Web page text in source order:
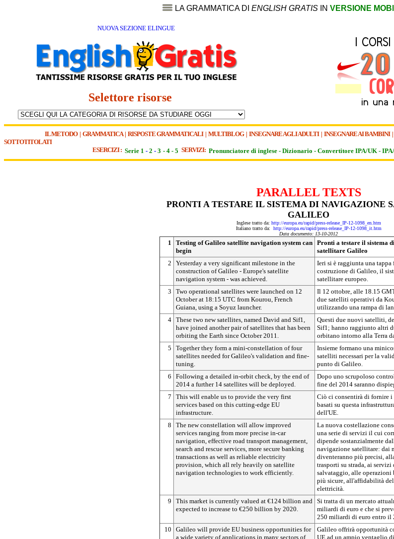
LA GRAMMATICA DI ENGLISH GRATIS IN VERSIONE
NUOVA SEZIONE ELINGUE
Selettore risorse
IL METODO| GRAMMATICA| RISPOSTE GRAMMATICALI| MULTIBLOG| INSEGNARE AGLI ADULTI | INSEGNARE AI BAMBINI|
SOTTOTITOLATI
ESERCIZI : Serie 1 - 2 - 3 - 4 - 5 SERVIZI: Pronunciatore di inglese - Dizionario - Convertitore IPA/UK -
PARALLEL TEXTS
PRONTI A TESTARE IL SISTEMA DI NAVIGAZIONE
GALILEO
Inglese tratto da: http://europa.eu/rapid/press-release_IP-12-1098_en.htm
Italiano tratto da: http://europa.eu/rapid/press-release_IP-12-1098_it.htm
Data documento: 13-10-2012
1
Testing of Galileo satellite navigation system can
begin
Pronti a testare il sistema
satellitare Galileo
2
Yesterday a very significant milestone in the
construction of Galileo - Europe's satellite
navigation system - was achieved.
Ieri si è raggiunta una
costruzione di Galileo, il
satellitare europeo.
3
Two operational satellites were launched on 12
October at 18:15 UTC from Kourou, French
Guiana, using a Soyuz launcher.
Il 12 ottobre, alle 18.15
due satelliti operativi da
utilizzando una rampa di
4 These two new satellites, named David and Sif1,
have joined another pair of satellites that has been
orbiting the Earth since October 2011.
Questi due nuovi satelliti,
Sif1; hanno raggiunto altri
orbitano intorno alla Terra
5
Together they form a mini-constellation of four
satellites needed for Galileo's validation and fine-
tuning.
Insieme formano una
satelliti necessari per la
punto di Galileo.
6
Following a detailed in-orbit check, by the end of
2014 a further 14 satellites will be deployed.
Dopo uno scrupoloso
fine del 2014 saranno
7
This will enable us to provide the very first
services based on this cutting-edge EU
infrastructure.
Ciò ci consentirà di fornire
basati su questa
dell'UE.
8
The new constellation will allow improved
services ranging from more precise in-car
navigation, effective road transport management,
search and rescue services, more secure banking
transactions as well as reliable electricity
provision, which all rely heavily on satellite
navigation technologies to work efficiently.
La nuova costellazione
una serie di servizi il cui
dipende sostanzialmente
navigazione satellitare: dai
diventeranno più precisi,
trasporti su strada, ai servizi
salvataggio, alle operazioni
più sicure, all'affidabilità
elettricità.
9
This market is currently valued at €124 billion and
expected to increase to €250 billion by 2020.
Si tratta di un mercato
miliardi di euro e che si
250 miliardi di euro entro il
10
Galileo will provide EU business opportunities for
a wide variety of applications in many sectors of
Galileo offrirà opportunità
UE ad un ampio ventaglio